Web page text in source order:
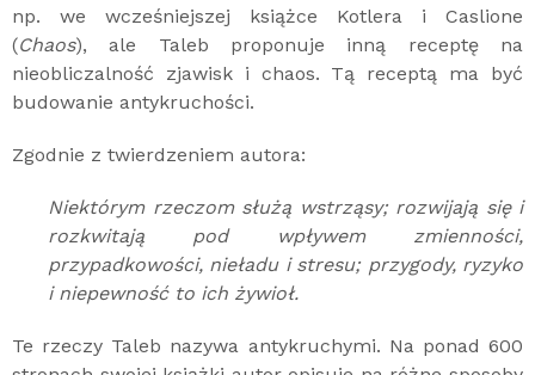
np. we wcześniejszej książce Kotlera i Caslione
(Chaos), ale Taleb proponuje inną receptę na
nieobliczalność zjawisk i chaos. Tą receptą ma być
budowanie antykruchości.
Zgodnie z twierdzeniem autora:
Niektórym rzeczom służą wstrząsy; rozwijają się i
rozkwitają pod wpływem zmienności,
przypadkowości, nieładu i stresu; przygody, ryzyko
i niepewność to ich żywioł.
Te rzeczy Taleb nazywa antykruchymi. Na ponad 600